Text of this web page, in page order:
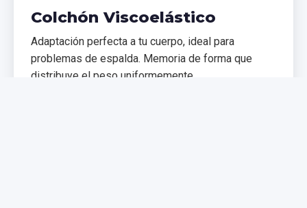
Colchón Viscoelástico
Adaptación perfecta a tu cuerpo, ideal para
problemas de espalda. Memoria de forma que
distribuye el peso uniformemente.